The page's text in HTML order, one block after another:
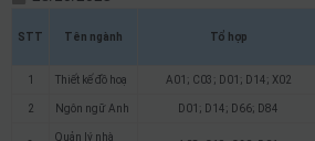
STT Tên ngành Tổ hợp
1 Thiết kế đồ hoạ A01; C03; D01; D14; X02
2 Ngôn ngữ Anh D01; D14; D66; D84
Quản lý nhà